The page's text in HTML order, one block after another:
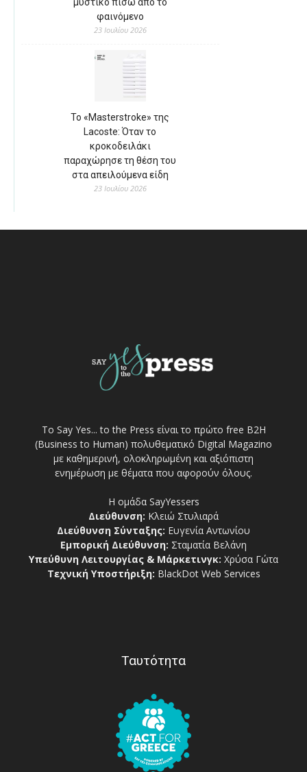
φαινόμενο
23 Ιουλίου 2026
Το «Masterstroke» της
Lacoste: Όταν το
κροκοδειλάκι
παραχώρησε τη θέση του
στα απειλούμενα είδη
23 Ιουλίου 2026
Το Say Yes... to the Press είναι το πρώτο free Β2Η
(Business to Human) πολυθεματικό Digital Magazino
με καθημερινή, ολοκληρωμένη και αξιόπιστη
ενημέρωση με θέματα που αφορούν όλους.
Η ομάδα SayYessers
Διεύθυνση: Κλειώ Στυλιαρά
Διεύθυνση Σύνταξης: Ευγενία Αντωνίου
Εμπορική Διεύθυνση: Σταματία Βελάνη
Υπεύθυνη Λειτουργίας & Μάρκετινγκ: Χρύσα Γώτα
Τεχνική Υποστήριξη: BlackDot Web Services
Ταυτότητα